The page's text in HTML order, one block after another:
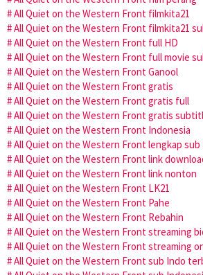
All Quiet on the Western Front filmkita21
All Quiet on the Western Front filmkita21
All Quiet on the Western Front full HD
All Quiet on the Western Front full movie
All Quiet on the Western Front Ganool
All Quiet on the Western Front gratis
All Quiet on the Western Front gratis full
All Quiet on the Western Front gratis
All Quiet on the Western Front Indonesia
All Quiet on the Western Front lengkap sub
All Quiet on the Western Front link
All Quiet on the Western Front link nonton
All Quiet on the Western Front LK21
All Quiet on the Western Front Pahe
All Quiet on the Western Front Rebahin
All Quiet on the Western Front streaming
All Quiet on the Western Front streaming
All Quiet on the Western Front sub Indo